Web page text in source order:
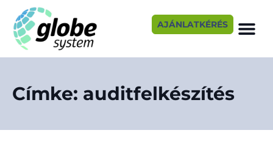
AJÁNLATKÉRÉS
Címke: auditfelkészítés